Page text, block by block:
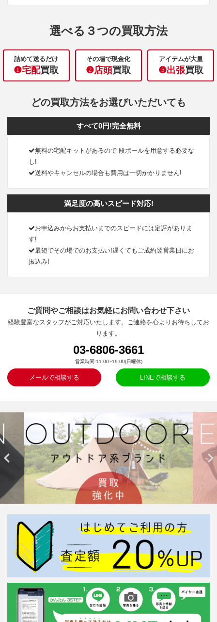
選べる３つの買取方法
詰めて送るだけ
❶宅配買取
その場で現金化
❷店頭買取
アイテムが大量
❸出張買取
どの買取方法をお選びいただいても
すべて0円!完全無料
無料の宅配キットがあるので 段ボールを用意する必要な
し!
送料やキャンセルの場合も費用は一切かかりません!
満足度の高いスピード対応!
お申込みからお支払いまでのスピードには定評がありま
す!
最短でその場でのお支払い!遅くてもご成約翌営業日にお
振込み!
ご質問やご相談はお気軽にお問い合わせ下さい
経験豊富なスタッフがご対応いたします。ご連絡を心よりお待ちしてお
ります。
03-6806-3661
営業時間:11:00~19:00(日曜休)
メールで相談する LINEで相談する
 